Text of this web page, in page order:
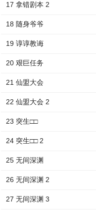
17 拿错剧本 2
18 随身爷爷
19 谆谆教诲
20 艰巨任务
21 仙盟大会
22 仙盟大会 2
23 突生□□
24 突生□□ 2
25 无间深渊
26 无间深渊 2
27 无间深渊 3